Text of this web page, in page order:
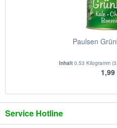
Paulsen
Inhalt 0.53 Kilogramm
1,99
Service Hotline